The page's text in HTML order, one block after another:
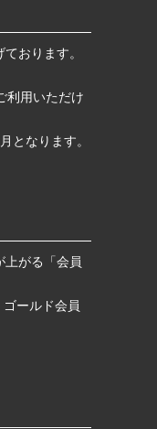
おります。
利用いただけ
となります。
上がる「会員
ールド会員